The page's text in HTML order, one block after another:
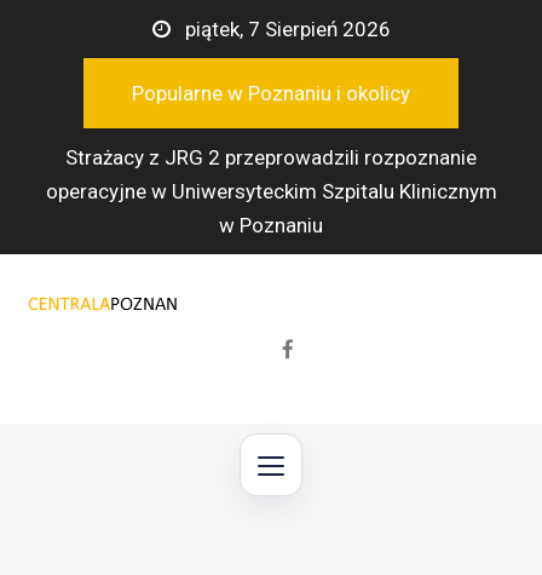
Przejdź
treści
piątek, 7 Sierpień 2026
Popularne w Poznaniu i okolicy
Strażacy z JRG 2 przeprowadzili rozpoznanie
operacyjne w Uniwersyteckim Szpitalu Klinicznym
w Poznaniu